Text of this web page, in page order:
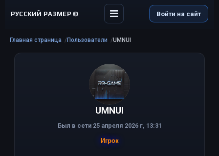
РУССКИЙ РАЗМЕР © Войти на сайт
Главная страница Пользователи UMNUI
UMNUI
Был в сети 25 апреля 2026 г, 13:31
Игрок